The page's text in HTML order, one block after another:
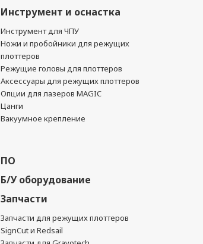
Инструмент и оснастка
Инструмент для ЧПУ
Ножи и пробойники для режущих
плоттеров
Режущие головы для плоттеров
Аксессуары для режущих плоттеров
Опции для лазеров MAGIC
Цанги
Вакуумное крепление
ПО
Б/У оборудование
Запчасти
Запчасти для режущих плоттеров
SignCut и Redsail